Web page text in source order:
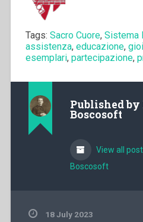
Tags: Sacro Cuore, Sistema
assistenza, educazione,
esemplari, partecipazione,
Published by
Boscosoft
View all
Boscosoft
18 July 2023